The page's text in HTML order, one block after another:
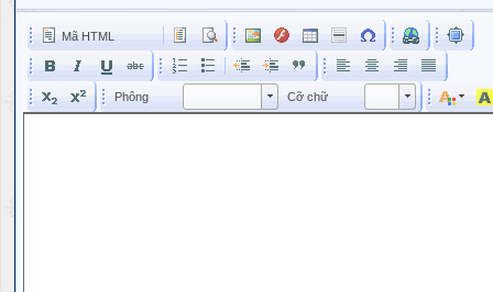
Mã HTML
Phông Phông Cỡ chữ Kích cỡ phông